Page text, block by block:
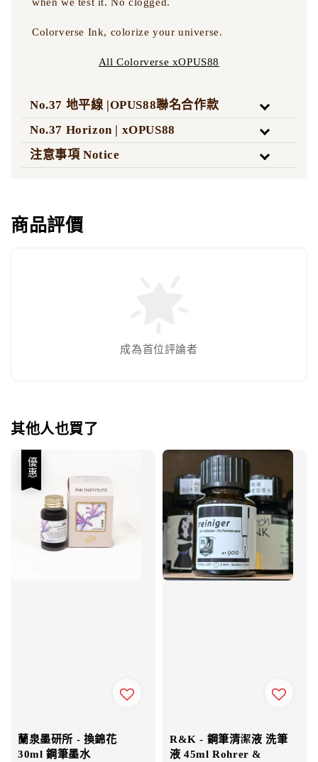
Colorverse Ink, colorize your universe.
All Colorverse xOPUS88
No.37 地平線 |OPUS88聯名合作款
No.37 Horizon | xOPUS88
注意事項 Notice
商品評價
成為首位評論者
其他人也買了
優惠
蘭泉墨研所 - 換錦花
30ml 鋼筆墨水
R&K - 鋼筆清潔液 洗筆
液 45ml Rohrer &